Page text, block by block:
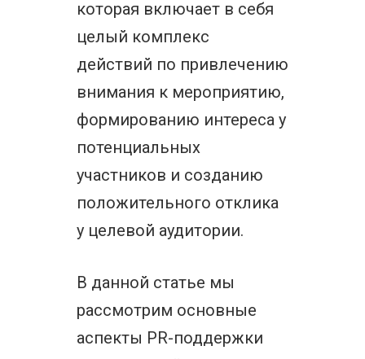
которая включает в себя
целый комплекс
действий по привлечению
внимания к мероприятию,
формированию интереса у
потенциальных
участников и созданию
положительного отклика
у целевой аудитории.
В данной статье мы
рассмотрим основные
аспекты PR-поддержки